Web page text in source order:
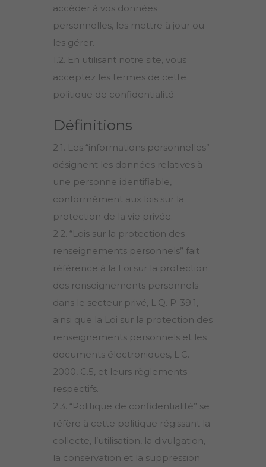
accéder à vos données
personnelles, les mettre à jour ou
les gérer.
1.2. En utilisant notre site, vous
acceptez les termes de cette
politique de confidentialité.
Définitions
2.1. Les “informations personnelles”
désignent les données relatives à
une personne identifiable,
conformément aux lois sur la
protection de la vie privée.
2.2. “Lois sur la protection des
renseignements personnels” fait
référence à la Loi sur la protection
des renseignements personnels
dans le secteur privé, L.Q. P-39.1,
ainsi que la Loi sur la protection des
renseignements personnels et les
documents électroniques, L.C.
2000, C.5, et leurs règlements
respectifs.
2.3. “Politique de confidentialité” se
réfère à cette politique régissant la
collecte, l’utilisation, la divulgation,
la conservation et la suppression